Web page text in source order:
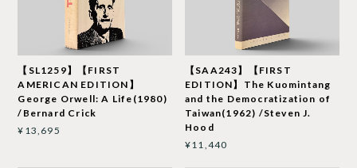
【SL1259】【FIRST
AMERICAN EDITION】
George Orwell: A Life(1980)
/Bernard Crick
¥13,695
【SAA243】【FIRST
EDITION】The Kuomintang
and the Democratization of
Taiwan(1962) /Steven J.
Hood
¥11,440